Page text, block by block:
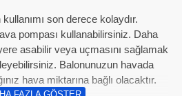
son derece kolaydır.
pompası kullanabilirsiniz. Daha
asabilir veya uçmasını sağlamak
Balonunuzun havada
hava miktarına bağlı olacaktır.